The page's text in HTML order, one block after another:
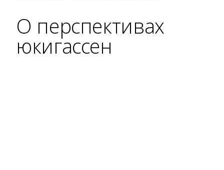
О перспективах
юкигассен